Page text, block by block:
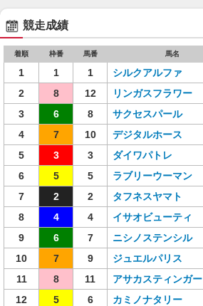
競走成績
着順 枠番 馬番 馬名
1 1 1 シルクアルファ
2
8 12 リンガスフラワー
3
6 8 サクセスパール
4
7 10 デジタルホース
5
3 3 ダイワパトレ
6
5 5 ラブリーウーマン
7
2 2 タフネスヤマト
8
4 4 イサオビューティ
9
6 7 ニシノステンシル
10
7 9 ジュエルパリス
11
8 11 アサカスティンガー
12
5 6 カミノナタリー